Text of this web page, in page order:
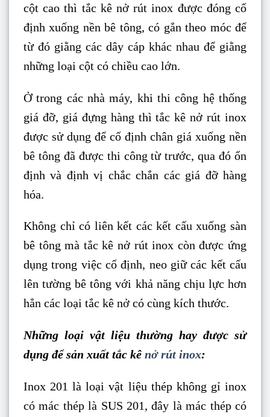
cột cao thì tắc kê nở rút inox được đóng cố
định xuống nền bê tông, có gắn theo móc để
từ đó giằng các dây cáp khác nhau để giằng
những loại cột có chiều cao lớn.
Ở trong các nhà máy, khi thi công hệ thống
giá đỡ, giá đựng hàng thì tắc kê nở rút inox
được sử dụng để cố định chân giá xuống nền
bê tông đã được thi công từ trước, qua đó ổn
định và định vị chắc chắn các giá đỡ hàng
hóa.
Không chỉ có liên kết các kết cấu xuống sàn
bê tông mà tắc kê nở rút inox còn được ứng
dụng trong việc cố định, neo giữ các kết cấu
lên tường bê tông với khả năng chịu lực hơn
hẳn các loại tắc kê nở có cùng kích thước.
Những loại vật liệu thường hay được sử
dụng để sản xuất tắc kê nở rút inox:
Inox 201 là loại vật liệu thép không gỉ inox
có mác thép là SUS 201, đây là mác thép có